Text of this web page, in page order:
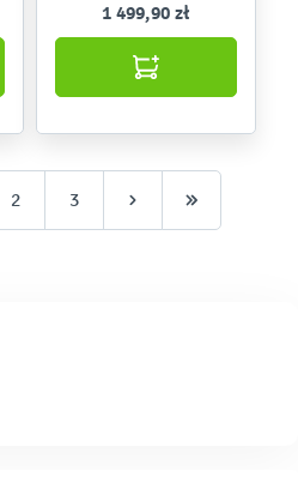
1 499,90 zł
2 3